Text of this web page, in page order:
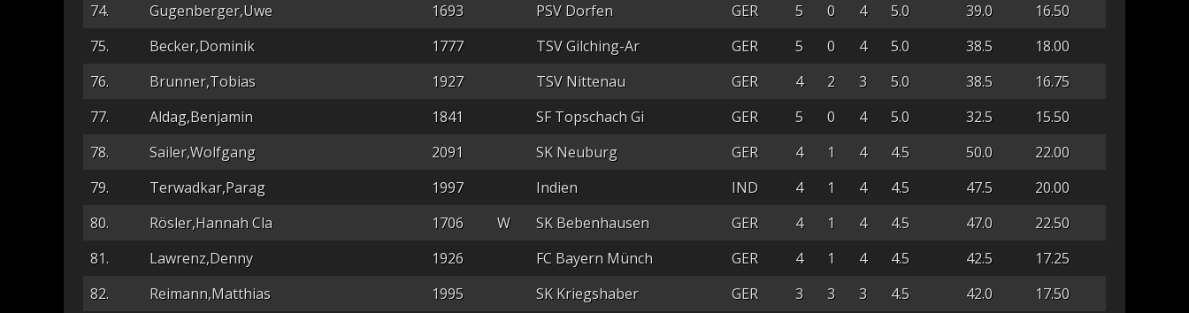
74.
Gugenberger,Uwe 1693 PSV Dorfen GER 5 0 4 5.0 39.0
16.50
75.
Becker,Dominik 1777 TSV Gilching-Ar GER 5 0 4 5.0 38.5
18.00
76.
Brunner,Tobias 1927 TSV Nittenau GER 4 2 3 5.0 38.5
16.75
77.
Aldag,Benjamin 1841 SF Topschach Gi GER 5 0 4 5.0 32.5
15.50
78.
Sailer,Wolfgang 2091 SK Neuburg GER 4 1 4 4.5 50.0
22.00
79.
Terwadkar,Parag 1997 Indien IND 4 1 4 4.5 47.5
20.00
80.
Rösler,Hannah Cla 1706 W SK Bebenhausen GER 4 1 4 4.5 47.0
22.50
81.
Lawrenz,Denny 1926 FC Bayern Münch GER 4 1 4 4.5 42.5
17.25
82.
Reimann,Matthias 1995 SK Kriegshaber GER 3 3 3 4.5 42.0 17.50